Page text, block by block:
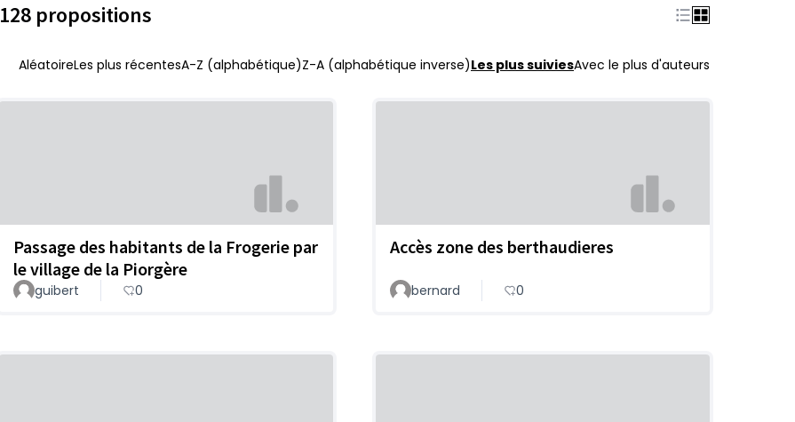
128 propositions
AléatoireLes plus récentesA-Z (alphabétique)Z-A (alphabétique inverse)Les plus suiviesAvec le plus d'auteurs
Passage des habitants de la Frogerie par
le village de la Piorgère
guibert 0
Accès zone des berthaudieres
bernard 0